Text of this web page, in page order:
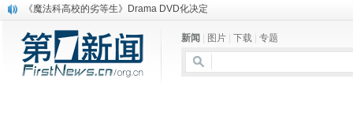
电信运营商“血战”校园
保健品也能吃出一身病? 康宝莱员工自揭多项家丑
煤价"跳水"电企利润"蹦高" 电煤联动亟待完善
苹果公司自建太阳能电厂为数据中心供电
新闻 图片 下载 专题